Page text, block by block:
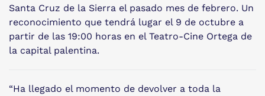
Santa Cruz de la Sierra el pasado mes de febrero. Un
reconocimiento que tendrá lugar el 9 de octubre a
partir de las 19:00 horas en el Teatro-Cine Ortega de
la capital palentina.
“Ha llegado el momento de devolver a toda la